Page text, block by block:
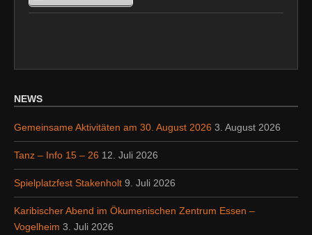
NEWS
Gemeinsame Aktivitäten am 30. August 2026 3. August 2026
Tanz – Info 15 – 26 12. Juli 2026
Spielplatzfest Stakenholt 9. Juli 2026
Karibischer Abend im Ökumenischen Zentrum Essen –
Vogelheim 3. Juli 2026